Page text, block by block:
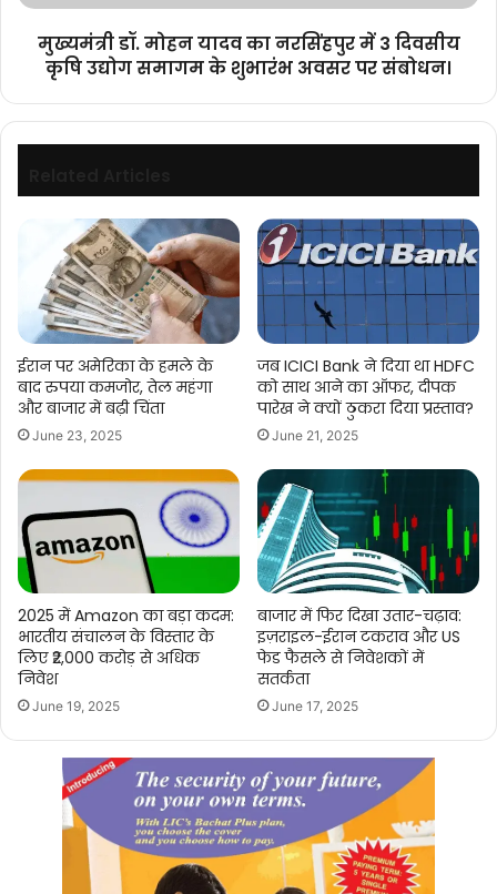
दिवसीय
उद्योग
समागम
शुभारंभ
अवसर
मुख्यमंत्री डॉ. मोहन यादव का नरसिंहपुर में 3 दिवसीय
कृषि उद्योग समागम के शुभारंभ अवसर पर संबोधन।
ईरान पर अमेरिका के हमले के
बाद रुपया कमजोर, तेल महंगा
और बाजार में बढ़ी चिंता
June 23, 2025
जब ICICI Bank ने दिया था HDFC
को साथ आने का ऑफर, दीपक
पारेख ने क्यों ठुकरा दिया प्रस्ताव?
June 21, 2025
2025 में Amazon का बड़ा कदम:
भारतीय संचालन के विस्तार के
लिए ₹2,000 करोड़ से अधिक
निवेश
June 19, 2025
बाजार में फिर दिखा उतार-चढ़ाव:
इज़राइल-ईरान टकराव और US
फेड फैसले से निवेशकों में
सतर्कता
June 17, 2025